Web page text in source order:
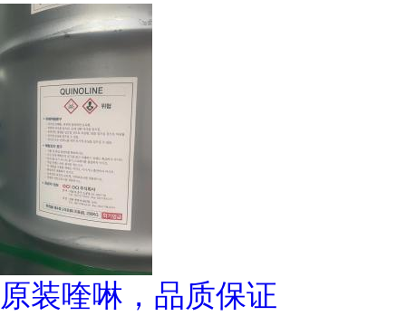
原装喹啉，品质保证